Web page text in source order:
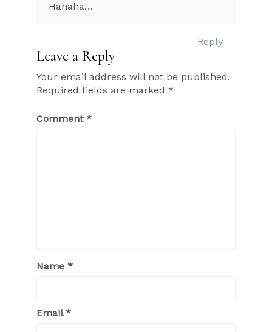
Hahaha…
Reply
Leave a Reply
Your email address will not be published.
Required fields are marked *
Comment *
Name *
Email*